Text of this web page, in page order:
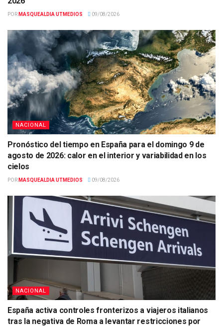
POR MASQUEALDIA UTMEDIOS 09/08/2026
NACIONAL
Pronóstico del tiempo en España para el domingo 9 de
agosto de 2026: calor en el interior y variabilidad en los
cielos
POR MASQUEALDIA UTMEDIOS 09/08/2026
NACIONAL
España activa controles fronterizos a viajeros italianos
tras la negativa de Roma a levantar restricciones por